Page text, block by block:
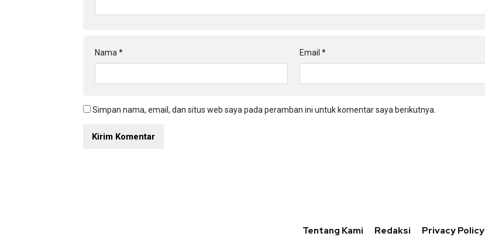
Nama* Email *
Simpan nama, email, dan situs web saya pada peramban ini untuk komentar saya berikutnya.
Tentang Kami Redaksi Privacy Policy